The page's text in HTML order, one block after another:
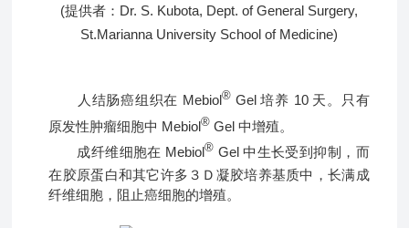
(提供者：Dr. S. Kubota, Dept. of General Surgery,
St.Marianna University School of Medicine)
人结肠癌组织在 Mebiol® Gel 培养 10 天。只有
原发性肿瘤细胞中 Mebiol® Gel 中增殖。
成纤维细胞在 Mebiol® Gel 中生长受到抑制，而
在胶原蛋白和其它许多３Ｄ凝胶培养基质中，长满成
纤维细胞，阻止癌细胞的增殖。